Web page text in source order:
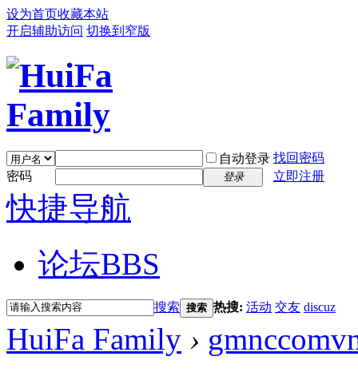
设为首页收藏本站
开启辅助访问 切换到窄版
自动登录 找回密码
密码
登录 立即注册
快捷导航
论坛BBS
搜索 搜索 热搜: 活动 交友 discuz
HuiFa Family ›